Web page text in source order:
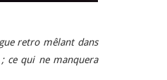
retro mêlant dans
ce qui ne manquera